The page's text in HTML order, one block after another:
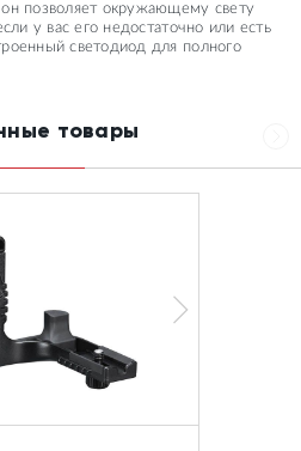
позволяет окружающему свету
у вас его недостаточно или есть
светодиод для полного
товары